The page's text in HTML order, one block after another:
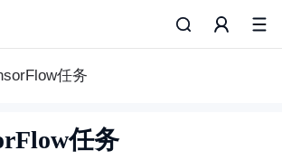
任务
任务